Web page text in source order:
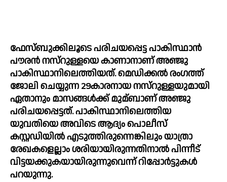
ഫേസ്‍ബുക്കിലൂടെ പരിചയപ്പെട്ട പാകിസ്ഥാന്‍
പൗരന്‍ നസ്റുള്ളയെ കാണാനാണ് അഞ്ജു
പാകിസ്ഥാനിലെത്തിയത്. മെഡിക്കല്‍ രംഗത്ത്
ജോലി ചെയ്യുന്ന 29കാരനായ നസ്റുള്ളയുമായി
ഏതാനും മാസങ്ങള്‍ക്ക് മുമ്ബാണ് അഞ്ജു
പരിചയപ്പെട്ടത്. പാകിസ്ഥാനിലെത്തിയ
യുവതിയെ അവിടെ ആദ്യം പൊലീസ്
കസ്റ്റഡിയില്‍ എടുത്തിരുന്നെങ്കിലും യാത്രാ
രേഖകളെല്ലാം ശരിയായിരുന്നതിനാല്‍ പിന്നീട്
വിട്ടയക്കുകയായിരുന്നുവെന്ന് റിപ്പോര്‍ട്ടുകള്‍
പറയുന്നു.